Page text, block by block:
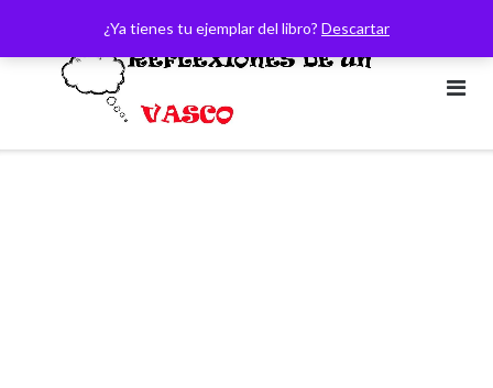
¿Ya tienes tu ejemplar del libro? Descartar
contenido